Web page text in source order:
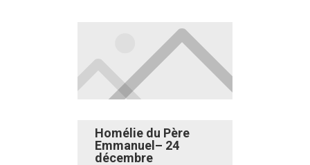
Homélie du Père
Emmanuel– 24
décembre